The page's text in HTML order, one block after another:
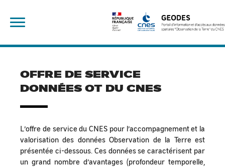
content
OFFRE DE SERVICE
DONNÉES OT DU CNES
L’offre de service du CNES pour l’accompagnement et la
valorisation des données Observation de la Terre est
présentée ci-dessous. Ces données se caractérisent par
un grand nombre d’avantages (profondeur temporelle,